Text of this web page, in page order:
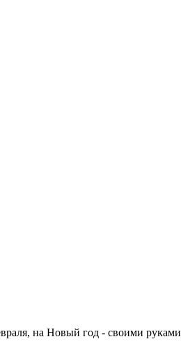
на Новый год - своими руками